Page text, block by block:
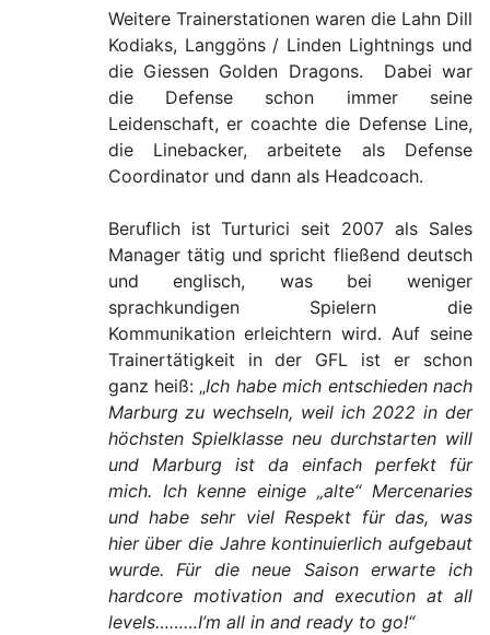
Weitere Trainerstationen waren die Lahn Dill
Kodiaks, Langgöns / Linden Lightnings und
die Giessen Golden Dragons. Dabei war
die Defense schon immer seine
Leidenschaft, er coachte die Defense Line,
die Linebacker, arbeitete als Defense
Coordinator und dann als Headcoach.
Beruflich ist Turturici seit 2007 als Sales
Manager tätig und spricht fließend deutsch
und englisch, was bei weniger
sprachkundigen Spielern die
Kommunikation erleichtern wird. Auf seine
Trainertätigkeit in der GFL ist er schon
ganz heiß: „Ich habe mich entschieden nach
Marburg zu wechseln, weil ich 2022 in der
höchsten Spielklasse neu durchstarten will
und Marburg ist da einfach perfekt für
mich. Ich kenne einige „alte“ Mercenaries
und habe sehr viel Respekt für das, was
hier über die Jahre kontinuierlich aufgebaut
wurde.Für die neue Saison erwarte ich
hardcore motivation and execution at all
levels………I’m all in and ready to go!“